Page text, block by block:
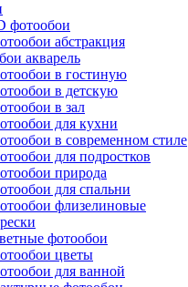
фотообои
абстракция
акварель
в гостиную
в детскую
в зал
для кухни
в современном стиле
для подростков
природа
для спальни
флизелиновые
фотообои
цветы
для ванной